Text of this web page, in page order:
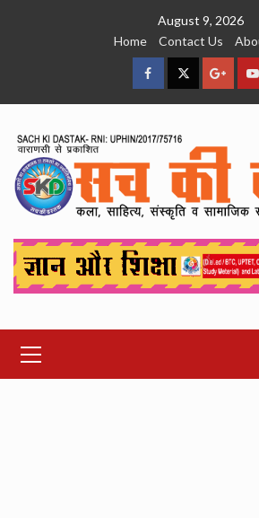
August 9, 2026
Home
Contact Us
facebookTwitterGoogle
Menu